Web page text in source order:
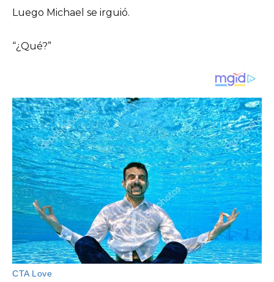
Luego Michael se irguió.
“¿Qué?”